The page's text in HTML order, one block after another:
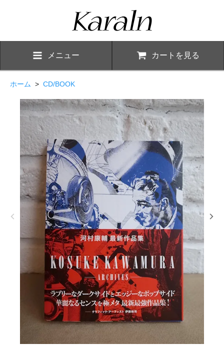
メニュー カートを見る
ホーム > CD/BOOK